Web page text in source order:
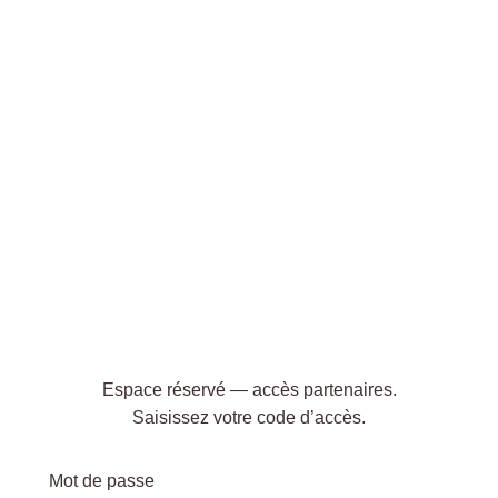
Espace réservé — accès partenaires.
Saisissez votre code d’accès.
Mot de passe